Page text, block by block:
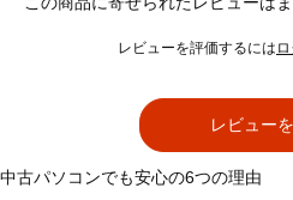
レビューを評価するには
レビュー
中古パソコンでも安心の6つの理由